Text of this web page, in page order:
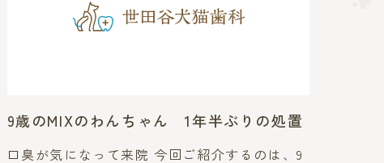
9歳のMIXのわんちゃん 1年半ぶりの処置
口臭が気になって来院 今回ご紹介するのは、9